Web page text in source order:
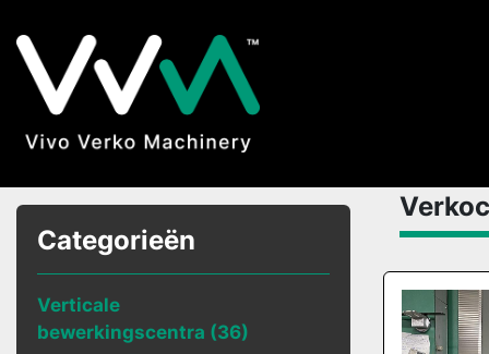
Categorieën
Verticale
bewerkingscentra
36